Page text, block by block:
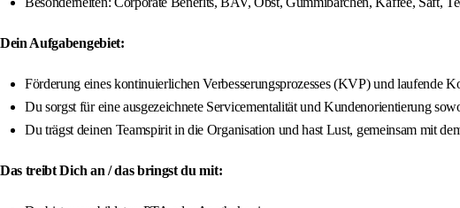
Dein Aufgabengebiet:
Förderung eines kontinuierlichen Verbesserungsprozesses (KVP) und laufende
Du sorgst für eine ausgezeichnete Servicementalität und Kundenorientierung
Du trägst deinen Teamspirit in die Organisation und hast Lust, gemeinsam mit
Das treibt Dich an / das bringst du mit: